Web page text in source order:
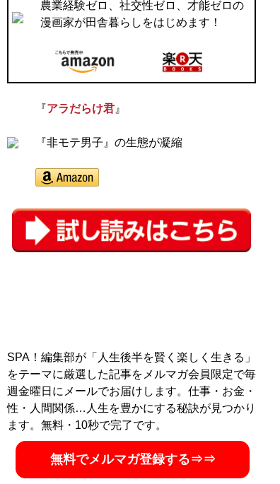
農業経験ゼロ、社交性ゼロ、才能ゼロの
漫画家が田舎暮らしをはじめます！
『アラだらけ君 』
『非モテ男子』の生態が凝縮
SPA！編集部が「人生後半を賢く楽しく生きる」
をテーマに厳選した記事をメルマガ会員限定で毎
週金曜日にメールでお届けします。仕事・お金・
性・人間関係…人生を豊かにする秘訣が見つかり
ます。無料・10秒で完了です。
無料でメルマガ登録する⇒⇒